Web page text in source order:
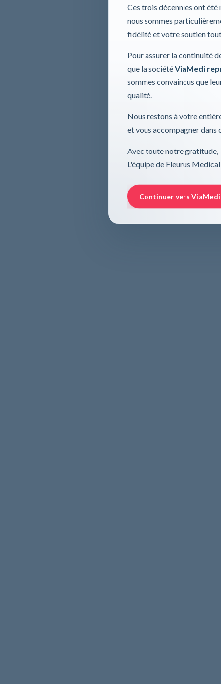
Ces trois décennies ont
nous sommes
fidélité et votre soutien
Pour assurer la continuité
que la sociétéViaMedi
sommes convaincus que
qualité.
Nous restons à votre
et vous accompagner dans
Avec toute notre gratitude,
L'équipe de Fleurus Medical
Continuer vers ViaMedi